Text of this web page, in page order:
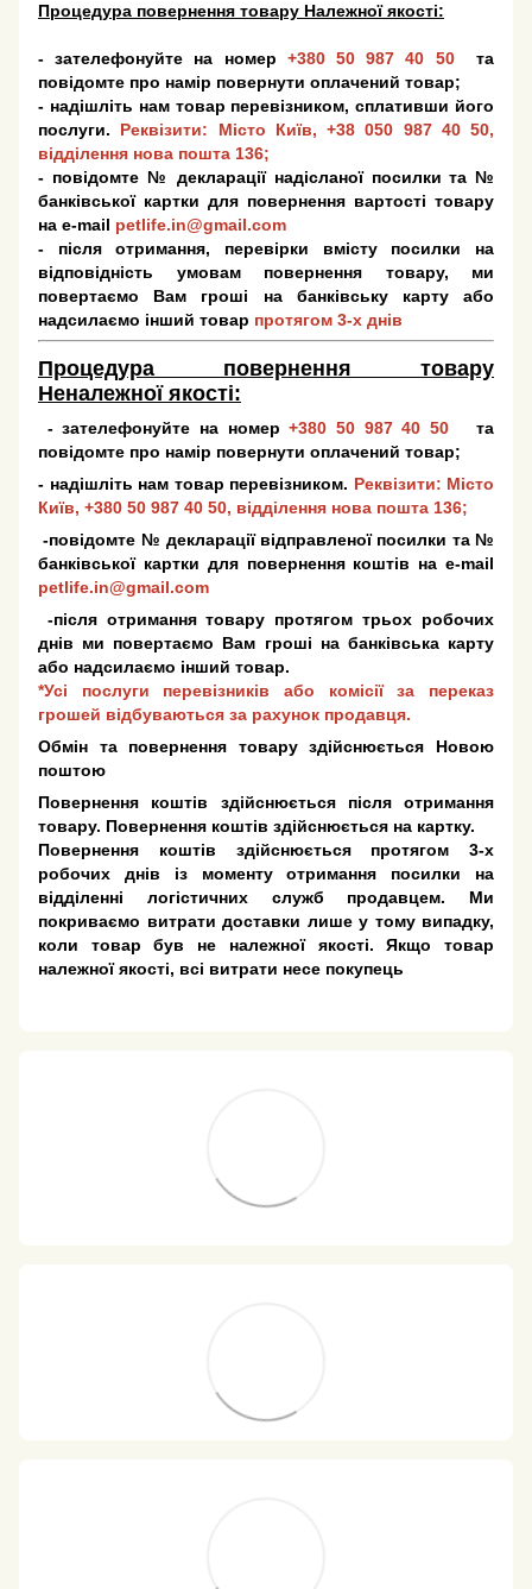
Процедура повернення товару Належної якості:
- зателефонуйте на номер +380 50 987 40 50
та
повідомте про намір повернути оплачений товар;
- надішліть нам товар перевізником, сплативши його
послуги. Реквізити: Місто Київ, +38 050 987 40 50,
відділення нова пошта 136;
- повідомте № декларації надісланої посилки та №
банківської картки для повернення вартості товару
на e-mail petlife.in@gmail.com
- після отримання, перевірки вмісту посилки на
відповідність умовам повернення товару, ми
повертаємо Вам гроші на банківську карту або
надсилаємо інший товар протягом 3-х днів
Процедура повернення товару
Неналежної якості:
- зателефонуйте на номер +380 50 987 40 50
та
повідомте про намір повернути оплачений товар;
- надішліть нам товар перевізником. Реквізити: Місто
Київ, +380 50 987 40 50, відділення нова пошта 136;
-повідомте № декларації відправленої посилки та №
банківської картки для повернення коштів на e-mail
petlife.in@gmail.com
-після отримання товару протягом трьох робочих
днів ми повертаємо Вам гроші на банківська карту
або надсилаємо інший товар.
*Усі послуги перевізників або комісії за переказ
грошей відбуваються за рахунок продавця.
Обмін та повернення товару здійснюється Новою
поштою
Повернення коштів здійснюється після отримання
товару. Повернення коштів здійснюється на картку.
Повернення коштів здійснюється протягом 3-х
робочих днів із моменту отримання посилки на
відділенні логістичних служб продавцем. Ми
покриваємо витрати доставки лише у тому випадку,
коли товар був не належної якості. Якщо товар
належної якості, всі витрати несе покупець